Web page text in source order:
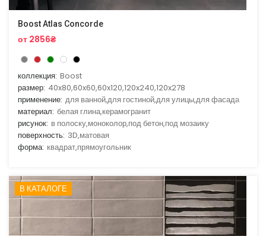
Boost Atlas Concorde
от 2856₴
коллекция: Boost
размер: 40x80,60x60,60x120,120x240,120x278
применение: для ванной,для гостиной,для улицы,для фасада
материал: белая глина,керамогранит
рисунок: в полоску,моноколор,под бетон,под мозаику
поверхность: 3D,матовая
форма: квадрат,прямоугольник
В КАТАЛОГЕ